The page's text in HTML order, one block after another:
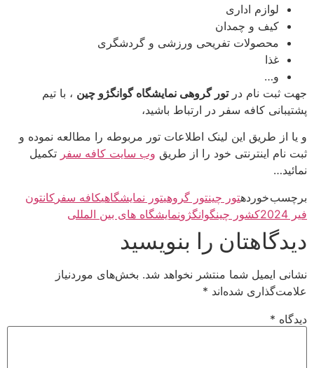
لوازم اداری
کیف و چمدان
محصولات تفریحی ورزشی و گردشگری
غذا
و…
جهت ثبت نام درتور گروهی نمایشگاه گوانگژو چین ، با تیم
پشتیبانی کافه سفر در ارتباط باشید،
و یا از طریق این لینک اطلاعات تور مربوطه را مطالعه نموده و
ثبت نام اینترنتی خود را از طریق وب سایت کافه سفر تکمیل
نمائید…
برچسب خوردهتور چینتور گروهیتور نمایشگاهیکافه سفر کانتون
فیر 2024
کشور چینگوانگژونمایشگاه های بین المللی
دیدگاهتان را بنویسید
نشانی ایمیل شما منتشر نخواهد شد. بخش‌های موردنیاز
علامت‌گذاری شده‌اند *
دیدگاه *